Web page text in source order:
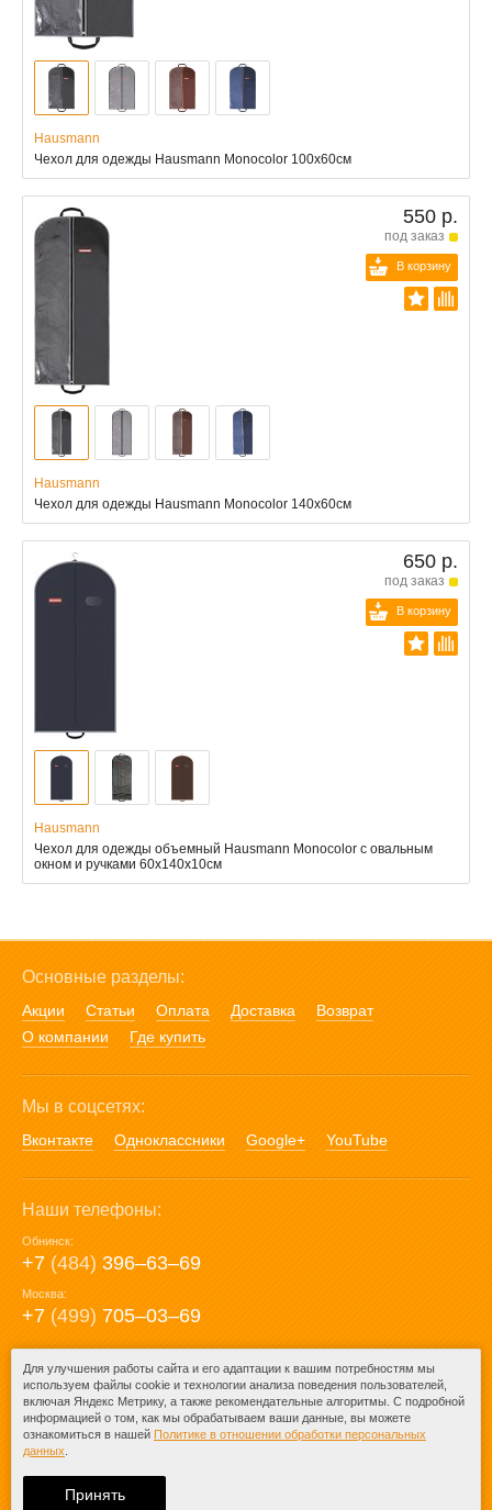
Hausmann
Чехол для одежды Hausmann Monocolor 100x60см
550 р.
под заказ
В корзину
Hausmann
Чехол для одежды Hausmann Monocolor 140x60см
650 р.
под заказ
В корзину
Hausmann
Чехол для одежды объемный Hausmann Monocolor с овальным
окном и ручками 60x140x10см
Основные разделы:
Акции Статьи Оплата Доставка
Возврат
О компании
Где купить
Мы в соцсетях:
Вконтакте Одноклассники Google+ YouTube
Наши телефоны:
Обнинск:
+7 (484) 396‒63‒69
Москва:
+7 (499) 705‒03‒69
E-mail:
mail@posuda40.ru
При любом копировании информации
ссылка на
Для улучшения работы сайта и его адаптации к вашим потребностям мы
используем файлы cookie и технологии анализа поведения пользователей,
включая Яндекс Метрику, а также рекомендательные алгоритмы. С подробной
информацией о том, как мы обрабатываем ваши данные, вы можете
ознакомиться в нашей Политике в отношении обработки персональных
данных
Принять